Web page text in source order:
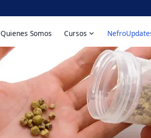
Quienes Somos Cursos